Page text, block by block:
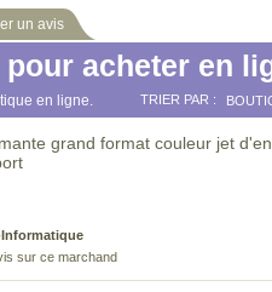
un avis
acheter en
en ligne. TRIER PAR :
grand format couleur jet
sur ce marchand